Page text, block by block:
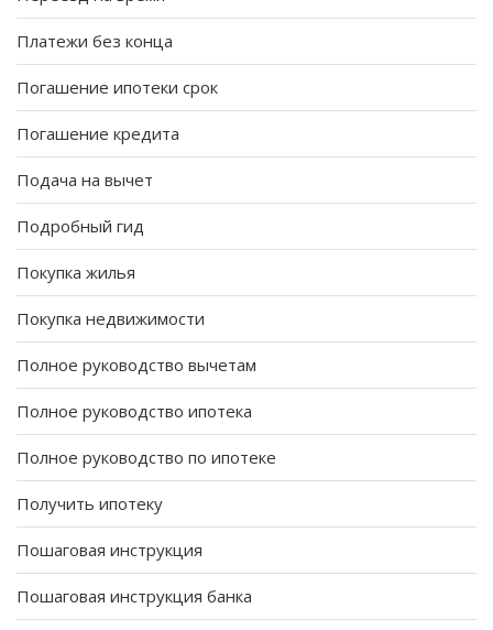
Платежи без конца
Погашение ипотеки срок
Погашение кредита
Подача на вычет
Подробный гид
Покупка жилья
Покупка недвижимости
Полное руководство вычетам
Полное руководство ипотека
Полное руководство по ипотеке
Получить ипотеку
Пошаговая инструкция
Пошаговая инструкция банка